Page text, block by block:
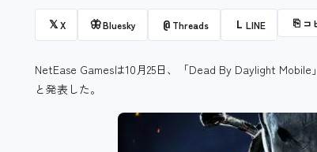
𝕏X 🦋Bluesky @ Threads L LINE ⎘ コ
NetEase Gamesは10月25日、「Dead By Daylight
と発表した。